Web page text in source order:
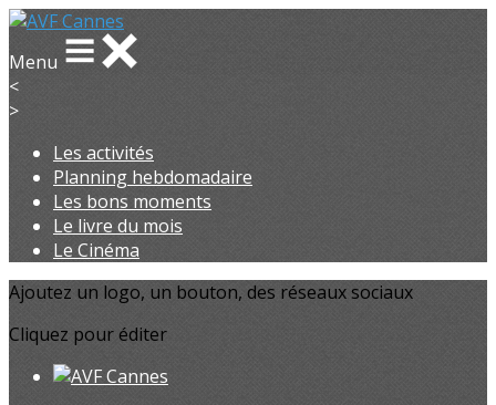
Menu
<
>
Les activités
Planning hebdomadaire
Les bons moments
Le livre du mois
Le Cinéma
Ajoutez un logo, un bouton, des réseaux sociaux
Cliquez pour éditer